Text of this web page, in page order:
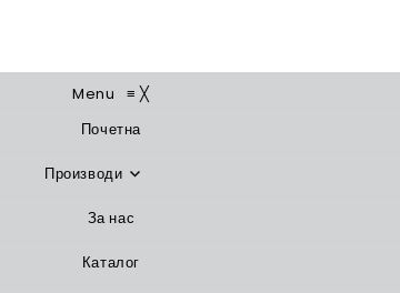
Menu≡ ╳
Почетна
Производи
За нас
Каталог